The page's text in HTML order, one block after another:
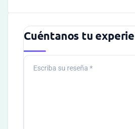
Cuéntanos tu